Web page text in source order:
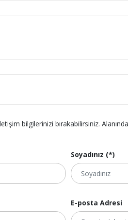
bilgilerinizi bırakabilirsiniz.
Soyadınız (*)
E-posta Adresi